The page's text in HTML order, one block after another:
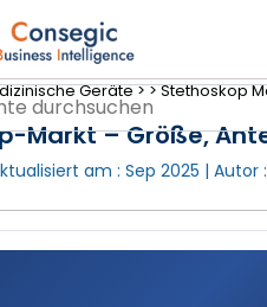
Geräte >>Stethoskop
Markt – Größe,
am : Sep 2025 | Autor :